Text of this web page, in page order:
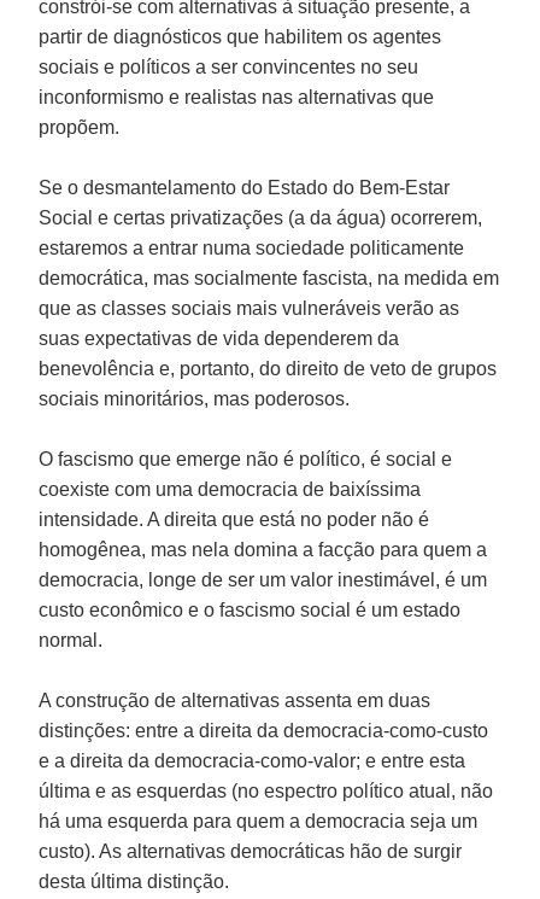
constrói-se com alternativas à situação presente, a
partir de diagnósticos que habilitem os agentes
sociais e políticos a ser convincentes no seu
inconformismo e realistas nas alternativas que
propõem.
Se o desmantelamento do Estado do Bem-Estar
Social e certas privatizações (a da água) ocorrerem,
estaremos a entrar numa sociedade politicamente
democrática, mas socialmente fascista, na medida em
que as classes sociais mais vulneráveis verão as
suas expectativas de vida dependerem da
benevolência e, portanto, do direito de veto de grupos
sociais minoritários, mas poderosos.
O fascismo que emerge não é político, é social e
coexiste com uma democracia de baixíssima
intensidade. A direita que está no poder não é
homogênea, mas nela domina a facção para quem a
democracia, longe de ser um valor inestimável, é um
custo econômico e o fascismo social é um estado
normal.
A construção de alternativas assenta em duas
distinções: entre a direita da democracia-como-custo
e a direita da democracia-como-valor; e entre esta
última e as esquerdas (no espectro político atual, não
há uma esquerda para quem a democracia seja um
custo). As alternativas democráticas hão de surgir
desta última distinção.